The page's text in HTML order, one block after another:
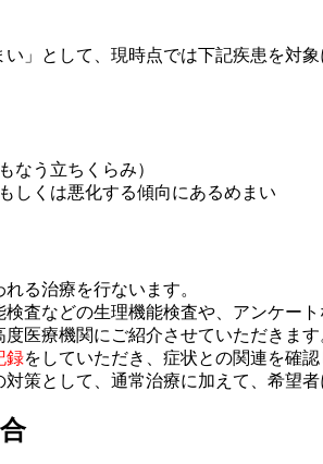
」として、現時点では下記疾患を対象
う立ちくらみ）
くは悪化する傾向にあるめまい
る治療を行ないます。
査などの生理機能検査や、アンケート
医療機関にご紹介させていただきます
録をしていただき、症状との関連を確
策として、通常治療に加えて、希望者